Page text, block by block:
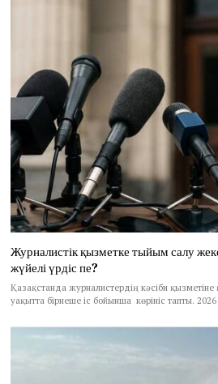
Журналистік қызметке тыйым салу
жүйелі үрдіс пе?
Қазақстанда журналистердің кәсіби
уақытта бірнеше іс бойынша көрініс тапты.